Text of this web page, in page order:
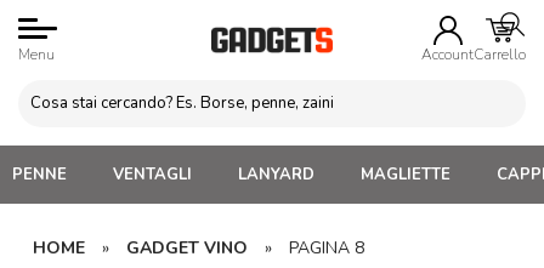
Menu AccountCarrello
PENNE VENTAGLI LANYARD MAGLIETTE
HOME » GADGET VINO » PAGINA 8